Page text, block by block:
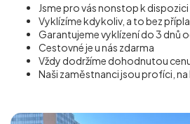
Jsme pro vás nonstop k
Vyklízíme kdykoliv, a to bez
Garantujeme vyklízení do 3 dnů
Cestovné je u nás zdarma
Vždy dodržíme dohodnutou
Naši zaměstnanci jsou profíci,